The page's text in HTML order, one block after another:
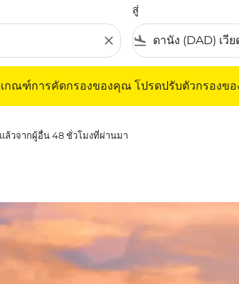
close
สู่
flight_land
กณฑ์การคัดกรองของคุณ โปรดปรับตัวกรองข
วจากผู้อื่น 48 ชั่วโมงที่ผ่านมา